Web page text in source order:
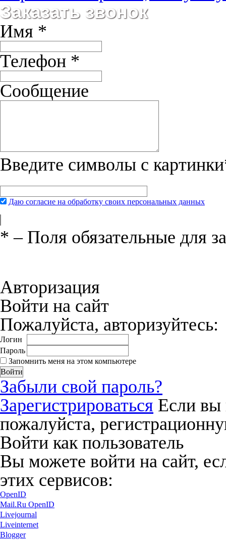
Корм Canidae действительно хорош, причем понравился и
10.10.2013
Алина
Очень довольны купленными ботинками Sprenger. Мой азиат
Заказать звонок
Имя *
Телефон *
Сообщение
Введите символы с картинки
Даю согласие на обработку своих персональных данных
* – Поля обязательные для
Авторизация
Войти на сайт
Пожалуйста, авторизуйтесь:
Логин
Пароль
Запомнить меня на этом компьютере
Забыли свой пароль?
Зарегистрироваться Если вы
пожалуйста,
Войти как пользователь
Вы можете войти на сайт,
этих сервисов:
OpenID
Mail.Ru OpenID
Livejournal
Liveinternet
Blogger